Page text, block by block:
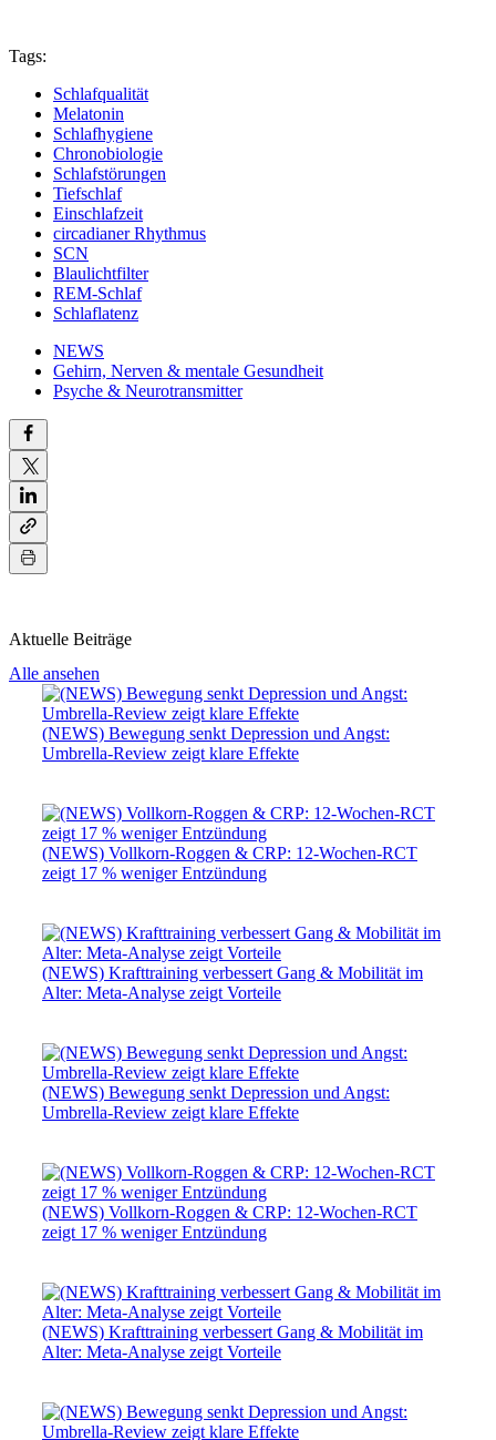
Tags:
Schlafqualität
Melatonin
Schlafhygiene
Chronobiologie
Schlafstörungen
Tiefschlaf
Einschlafzeit
circadianer Rhythmus
SCN
Blaulichtfilter
REM-Schlaf
Schlaflatenz
NEWS
Gehirn, Nerven & mentale Gesundheit
Psyche & Neurotransmitter
Aktuelle Beiträge
Alle ansehen
(NEWS) Bewegung senkt Depression und Angst:
Umbrella-Review zeigt klare Effekte
(NEWS) Vollkorn-Roggen & CRP: 12-Wochen-RCT
zeigt 17 % weniger Entzündung
(NEWS) Krafttraining verbessert Gang & Mobilität im
Alter: Meta-Analyse zeigt Vorteile
(NEWS) Bewegung senkt Depression und Angst:
Umbrella-Review zeigt klare Effekte
(NEWS) Vollkorn-Roggen & CRP: 12-Wochen-RCT
zeigt 17 % weniger Entzündung
(NEWS) Krafttraining verbessert Gang & Mobilität im
Alter: Meta-Analyse zeigt Vorteile